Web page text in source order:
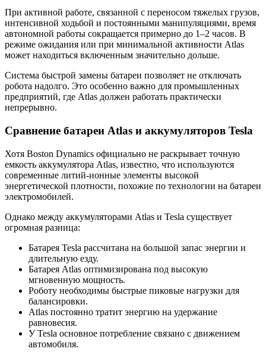
При активной работе, связанной с переносом тяжелых грузов,
интенсивной ходьбой и постоянными манипуляциями, время
автономной работы сокращается примерно до 1–2 часов. В
режиме ожидания или при минимальной активности Atlas
может находиться включенным значительно дольше.
Система быстрой замены батареи позволяет не отключать
робота надолго. Это особенно важно для промышленных
предприятий, где Atlas должен работать практически
непрерывно.
Сравнение батареи Atlas и аккумуляторов Tesla
Хотя Boston Dynamics официально не раскрывает точную
емкость аккумулятора Atlas, известно, что используются
современные литий-ионные элементы высокой
энергетической плотности, похожие по технологии на батареи
электромобилей.
Однако между аккумуляторами Atlas и Tesla существует
огромная разница:
Батарея Tesla рассчитана на большой запас энергии и
длительную езду.
Батарея Atlas оптимизирована под высокую
мгновенную мощность.
Роботу необходимы быстрые пиковые нагрузки для
балансировки.
Atlas постоянно тратит энергию на удержание
равновесия.
У Tesla основное потребление связано с движением
автомобиля.